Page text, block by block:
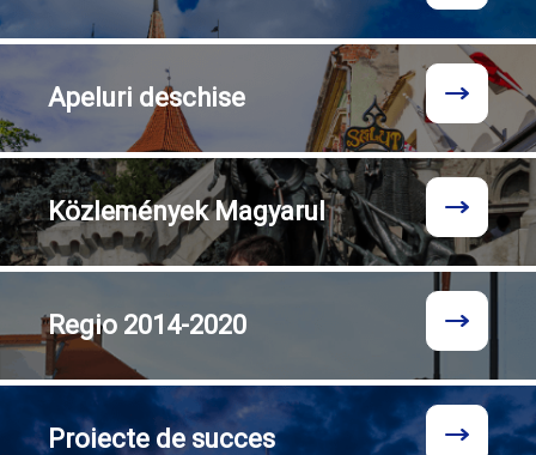
Apeluri deschise
KözleményekMagyarul
Regio 2014-2020
Proiecte de succes